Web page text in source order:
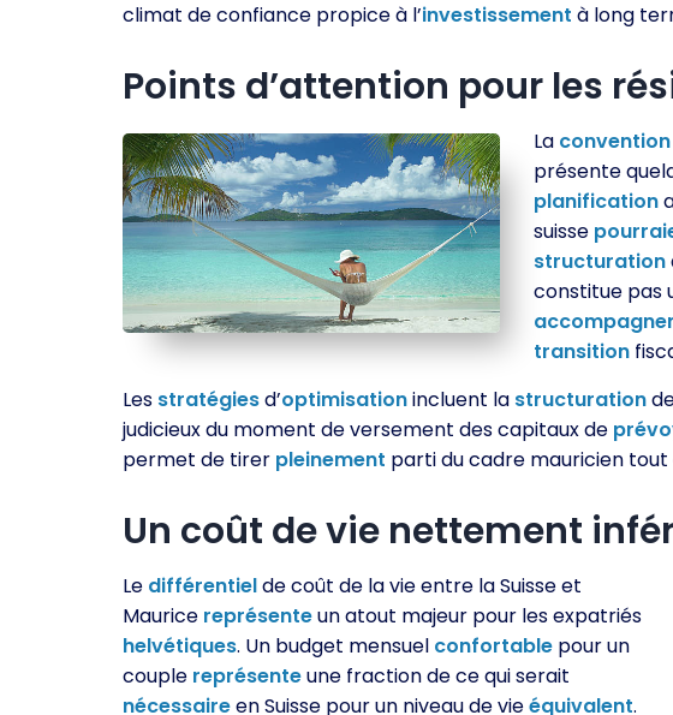
climat de confiance propice à l’investissement à long
Points d’attention pour les
La convention
présente
planification
suisse
structuration
constitue pas
transition
Les stratégiesd’optimisationincluent la structuration
judicieux du moment de versement des capitaux de
permet de tirer pleinement parti du cadre mauricien tout
Un coût de vie nettement
Le différentielde coût de la vie entre la Suisse et
Maurice représenteun atout majeur pour les expatriés
helvétiques. Un budget mensuel confortable pour un
couple représenteune fraction de ce qui serait
nécessaireen Suisse pour un niveau de vieéquivalent.